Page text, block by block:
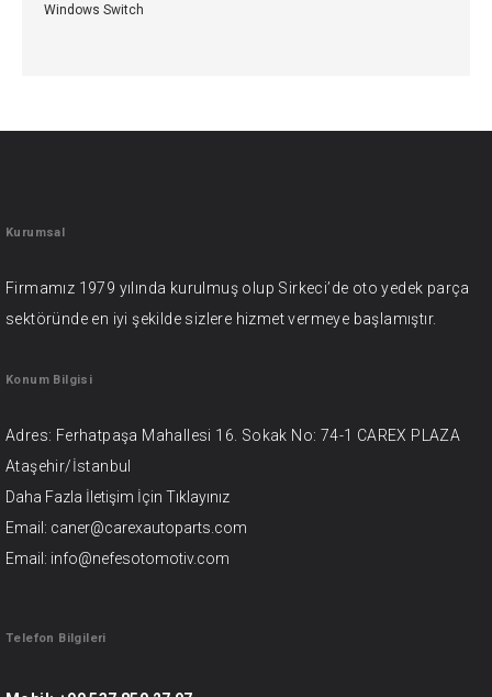
Windows Switch
Kurumsal
Firmamız 1979 yılında kurulmuş olup Sirkeci’de oto yedek parça
sektöründe en iyi şekilde sizlere hizmet vermeye başlamıştır.
Konum Bilgisi
Adres: Ferhatpaşa Mahallesi 16. Sokak No: 74-1 CAREX PLAZA
Ataşehir/İstanbul
Daha Fazla İletişim İçin Tıklayınız
Email: caner@carexautoparts.com
Email: info@nefesotomotiv.com
Telefon Bilgileri